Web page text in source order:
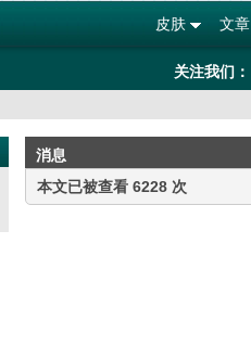
文章
皮肤
关注我们：
消息
本文已被查看 6228 次